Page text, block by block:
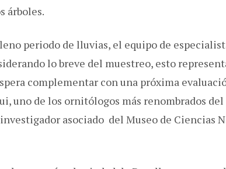
árboles.
periodo de lluvias, el equipo de
lo breve del muestreo, esto
complementar con una próxima
uno de los ornitólogos más renombrados del
asociado del Museo de Ciencias